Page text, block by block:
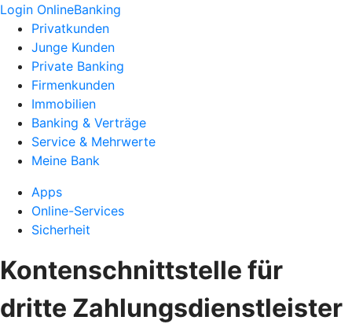
Login OnlineBanking
Privatkunden
Junge Kunden
Private Banking
Firmenkunden
Immobilien
Banking & Verträge
Service & Mehrwerte
Meine Bank
Apps
Online-Services
Sicherheit
Kontenschnittstelle für
dritte Zahlungsdienstleister